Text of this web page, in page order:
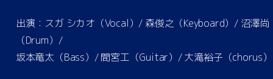
出演：スガ シカオ（Vocal）/ 森俊之（Keyboard）/ 沼澤尚
（Drum）/
坂本竜太（Bass）/ 間宮工（Guitar）/ 大滝裕子（chorus）